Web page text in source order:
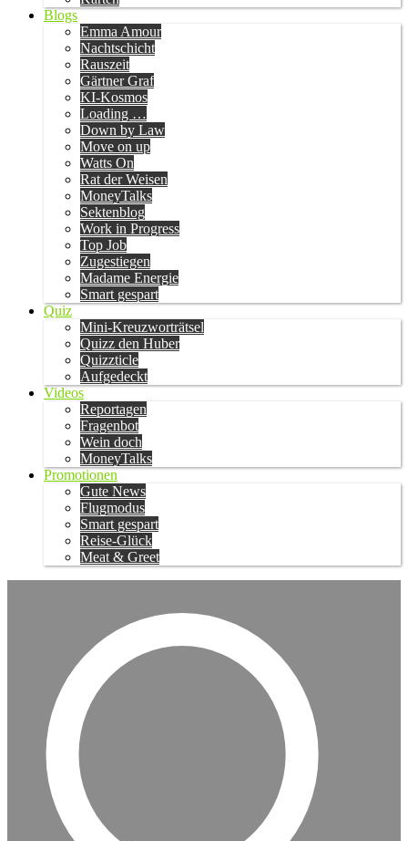
Blogs
Emma Amour
Nachtschicht
Rauszeit
Gärtner Graf
KI-Kosmos
Loading …
Down by Law
Move on up
Watts On
Rat der Weisen
MoneyTalks
Sektenblog
Work in Progress
Top Job
Zugestiegen
Madame Energie
Smart gespart
Quiz
Mini-Kreuzworträtsel
Quizz den Huber
Quizzticle
Aufgedeckt
Videos
Reportagen
Fragenbot
Wein doch
MoneyTalks
Promotionen
Gute News
Flugmodus
Smart gespart
Reise-Glück
Meat & Greet